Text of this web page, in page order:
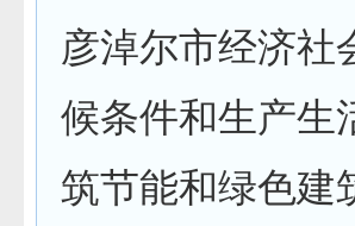
彦淖尔市经济社
候条件和生产生
筑节能和绿色建